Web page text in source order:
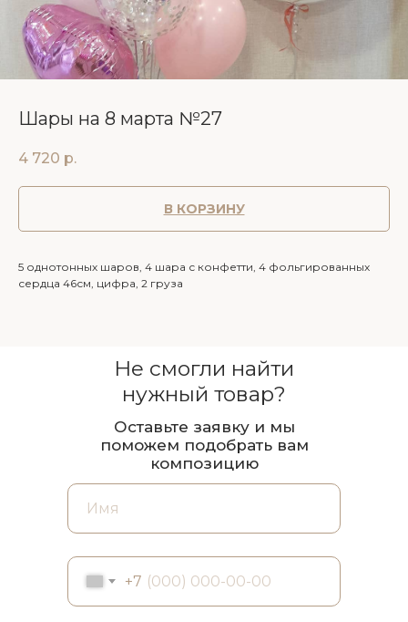
Шары на 8 марта №27
4 720 р.
В КОРЗИНУ
5 однотонных шаров, 4 шара с конфетти, 4 фольгированных
сердца 46см, цифра, 2 груза
+7
Не смогли найти
нужный товар?
Оставьте заявку и мы
поможем подобрать вам
композицию